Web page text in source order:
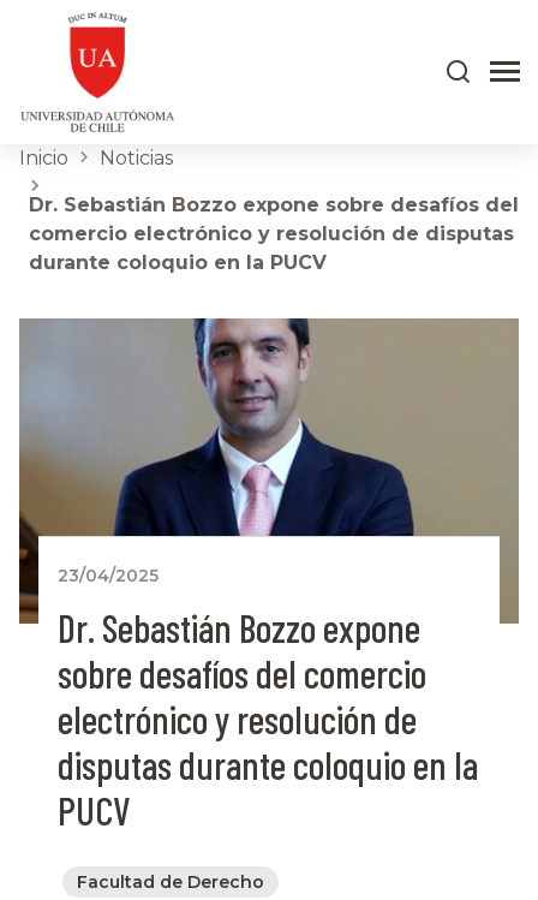
Inicio Noticias
Dr. Sebastián Bozzo expone sobre desafíos del
comercio electrónico y resolución de disputas
durante coloquio en la PUCV
23/04/2025
Dr. Sebastián Bozzo expone
sobre desafíos del comercio
electrónico y resolución de
disputas durante coloquio en la
PUCV
Facultad de Derecho